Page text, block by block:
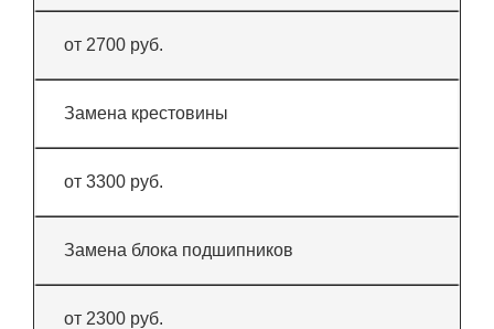
от 2700 руб.
Замена крестовины
от 3300 руб.
Замена блока подшипников
от 2300 руб.